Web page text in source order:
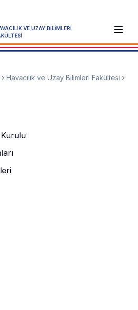
VE UZAY BİLİMLERİ
Havacılık ve Uzay Bilimleri Fakültesi